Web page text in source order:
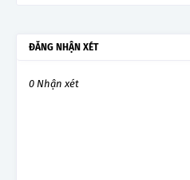
ĐĂNG NHẬN XÉT
0 Nhận xét